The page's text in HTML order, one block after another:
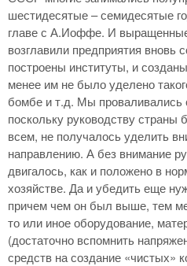
шестидесятые – семидесятые
главе с А.Иоффе. И
возглавили предприятия вновь
построены институты, и
менее им не было уделено
бомбе и т.д. Мы проваливались
поскольку руководству страны
всем, не получалось уделить
направлению. А без внимание
двигалось, как и положено в
хозяйстве. Да и убедить еще
причем чем он был выше, тем
то или иное оборудование,
(достаточно вспомнить
средств на создание «чистых»